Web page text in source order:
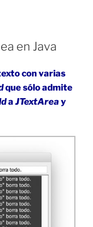
en Java
con varias
que sólo admite
a JTextAreay